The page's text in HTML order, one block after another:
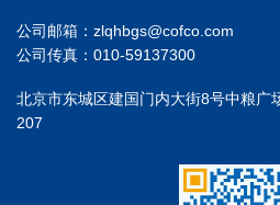
公司邮箱：zlqhbgs@cofco.com
公司传真：010-59137300
北京市东城区建国门内大街8号中粮广
207